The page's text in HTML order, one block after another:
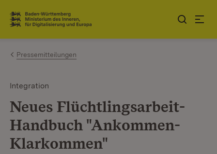
Zum Inhalt springen
Link zur Startseite
Pressemitteilungen
Integration
Neues Flüchtlingsarbeit-
Handbuch "Ankommen-
Klarkommen"